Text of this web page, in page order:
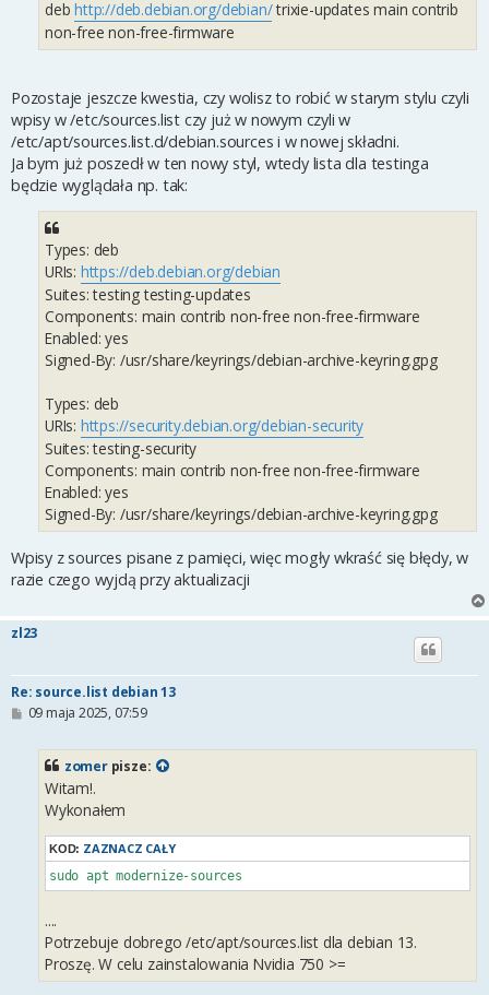
debhttp://deb.debian.org/debian/trixie-updates main contrib
non-free non-free-firmware
Pozostaje jeszcze kwestia, czy wolisz to robić w starym stylu czyli
wpisy w /etc/sources.list czy już w nowym czyli w
/etc/apt/sources.list.d/debian.sources i w nowej składni.
Ja bym już poszedł w ten nowy styl, wtedy lista dla testinga
będzie wyglądała np. tak:
Types: deb
URIs: https://deb.debian.org/debian
Suites: testing testing-updates
Components: main contrib non-free non-free-firmware
Enabled: yes
Signed-By: /usr/share/keyrings/debian-archive-keyring.gpg
Types: deb
URIs: https://security.debian.org/debian-security
Suites: testing-security
Components: main contrib non-free non-free-firmware
Enabled: yes
Signed-By: /usr/share/keyrings/debian-archive-keyring.gpg
Wpisy z sources pisane z pamięci, więc mogły wkraść się błędy, w
razie czego wyjdą przy aktualizacji
zl23
Re: source.list debian 13
P09 maja 2025, 07:59
zomerpisze:
Witam!.
Wykonałem
KOD: ZAZNACZ CAŁY
sudo apt modernize-sources
....
Potrzebuje dobrego /etc/apt/sources.list dla debian 13.
Proszę. W celu zainstalowania Nvidia 750 >=